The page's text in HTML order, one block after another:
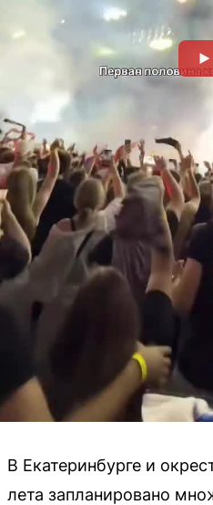
В Екатеринбурге и
лета запланировано